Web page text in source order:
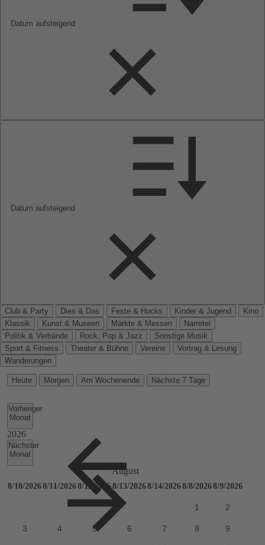
Datum aufsteigend
Datum aufsteigend
Club & Party Dies & Das Feste & Hocks Kinder & Jugend
Kino
Klassik
Kunst & Museen Märkte & Messen
Narretei
Politik & Verbände
Rock, Pop & Jazz
Sonstige Musik
Sport & Fitness
Theater & Bühne Vereine
Vortrag & Lesung
Wanderungen
Heute Morgen Am Wochenende Nächste 7 Tage
Vorheriger
Monat
Nächster
Monat